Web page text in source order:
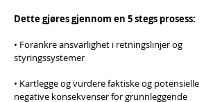
Dette gjøres gjennom en 5 stegs prosess:
• Forankre ansvarlighet i retningslinjer og
styringssystemer
• Kartlegge og vurdere faktiske og potensielle
negative konsekvenser for grunnleggende